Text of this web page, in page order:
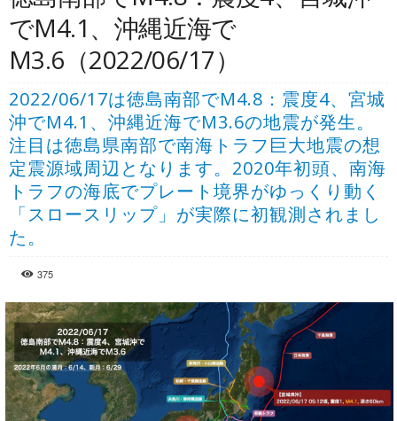
でM4.1、沖縄近海で
M3.6（2022/06/17）
2022/06/17は徳島南部でM4.8：震度4、宮城
沖でM4.1、沖縄近海でM3.6の地震が発生。
注目は徳島県南部で南海トラフ巨大地震の想
定震源域周辺となります。2020年初頭、南海
トラフの海底でプレート境界がゆっくり動く
「スロースリップ」が実際に初観測されまし
た。
375